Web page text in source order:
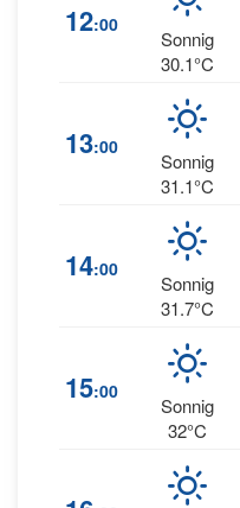
12:00
Sonnig
30.1°C
13:00
Sonnig
31.1°C
14:00
Sonnig
31.7°C
15:00
Sonnig
32°C